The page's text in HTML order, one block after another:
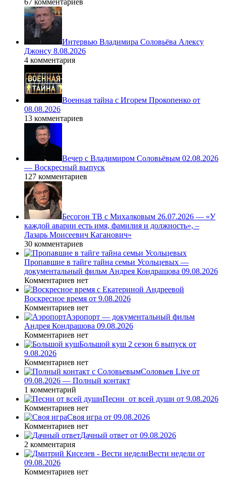
67 комментариев
Интервью Владимира Соловьёва Алексу
Джонсу 8.08.2026
4 комментария
Военная тайна с Игорем Прокопенко от
08.08.2026
13 комментариев
Вечер с Владимиром Соловьёвым 02.08.2026
— Воскресный выпуск
127 комментариев
Бесогон ТВ с Михалковым 26.07.2026 — «У
каждой аварии есть имя, фамилия и должность», –
Лазарь Моисеевич Каганович»
30 комментариев
Пропавшие в тайге тайна семьи Усольцевых —
документальный фильм Андрея Кондрашова 09.08.2026
Комментариев нет
Воскресное время от 9.08.2026
Комментариев нет
Аэропорт — документальный фильм
Андрея Кондрашова 09.08.2026
Комментариев нет
Большой куш 2 сезон 6 выпуск от
9.08.2026
Комментариев нет
Соловьев Live от
09.08.2026 — Полный контакт
1 комментарий
Песни_от всей души от 9.08.2026
Комментариев нет
Своя игра от 09.08.2026
Комментариев нет
Дачный ответ от 09.08.2026
2 комментария
Вести недели от
09.08.2026
Комментариев нет